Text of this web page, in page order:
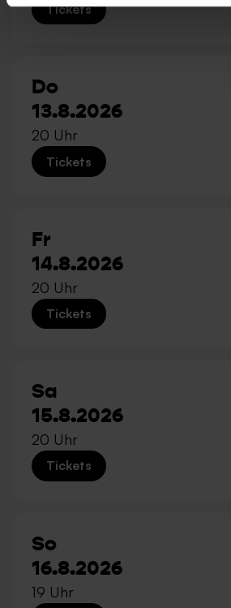
Tickets
Do
13.8.2026
20 Uhr
Tickets
Fr
14.8.2026
20 Uhr
Tickets
Sa
15.8.2026
20 Uhr
Tickets
So
16.8.2026
19 Uhr